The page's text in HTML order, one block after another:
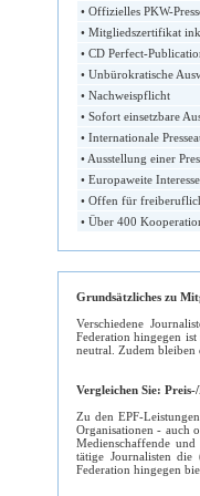
• Offizielles PKW-
• Mitgliedszertifikat
• CD Perfect-
• Unbürokratische
• Nachweispflicht
• Sofort einsetzbare
• Internationale
• Ausstellung einer
• Europaweite
• Offen für
• Über 400
Grundsätzliches zu
Verschiedene
Federation hingegen
neutral. Zudem bleiben
Vergleichen Sie:
Zu den EPF-
Organisationen - auch
Medienschaffende
tätige Journalisten
Federation hingegen